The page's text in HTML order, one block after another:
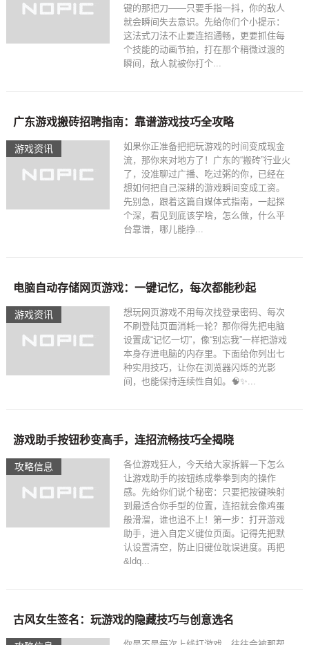
键的那把刀——只要手指一抖，你的敌人
就会瞬间失去意识。先给你们个小提示：
这法式刀法不止要连招通畅，更要抓住每
个技能的动画节拍，打在那个稍微过渡的
瞬间，敌人就被你打个...
游戏资讯
广东游戏搬砖招聘指南：靠谱游戏技巧全攻略
如果你正准备把把玩游戏的时间变成现金
流，那你来对地方了！广东的“搬砖”行业火
了，没准聊过广播、吃过粥的你，已经在
想如何把自己深耕的游戏瞬间变成工资。
先别急，跟着这篇自媒体式指南，一起探
个深，看见到底该学啥，怎么做，什么平
台靠谱，哪儿能挣...
游戏资讯
电脑自动存储网页游戏：一键记忆，每次都能秒起
想玩网页游戏不用每次找登录密码、每次
不刷登陆页面消耗一轮？那你得先把电脑
设置成“记忆一切”，像“别忘我”一样把游戏
本身存进电脑的内存里。下面给你列出七
种实用技巧，让你在浏览器闪烁的光影
间，也能保持连续性自如。🧠✨...
攻略信息
游戏助手按钮秒变高手，连招流畅技巧全揭晓
各位游戏狂人，今天给大家拆解一下怎么
让游戏助手的按钮练成拳拳到肉的操作
感。先给你们说个秘密：只要把按键映射
到最适合你手型的位置，连招就会像鸡蛋
般滑溜，谁也追不上！第一步：打开游戏
助手，进入自定义键位页面。记得先把默
认设置清空，防止旧键位耽误进度。再把
&ldq...
古风女生签名：玩游戏的隐藏技巧与创意选名